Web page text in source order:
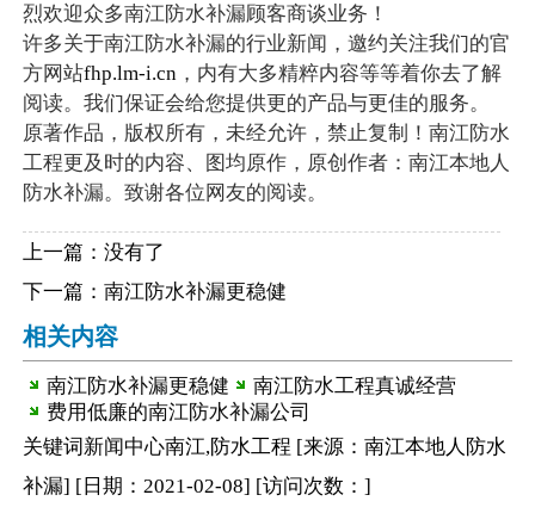
烈欢迎众多南江防水补漏顾客商谈业务！
许多关于南江防水补漏的行业新闻，邀约关注我们的官
方网站fhp.lm-i.cn，内有大多精粹内容等等着你去了解
阅读。我们保证会给您提供更的产品与更佳的服务。
原著作品，版权所有，未经允许，禁止复制！南江防水
工程更及时的内容、图均原作，原创作者：南江本地人
防水补漏。致谢各位网友的阅读。
上一篇：没有了
下一篇： 南江防水补漏更稳健
相关内容
南江防水补漏更稳健
南江防水工程真诚经营
费用低廉的南江防水补漏公司
关键词 新闻中心南江,防水工程 [来源：南江本地人防水
补漏] [日期：2021-02-08] [访问次数： ]